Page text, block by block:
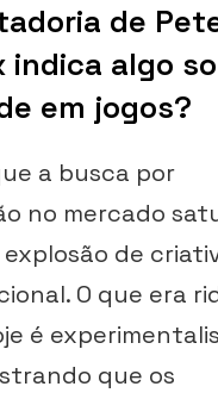
de
indica algo
em jogos?
a busca por
no mercado
explosão de
O que era
é
que os